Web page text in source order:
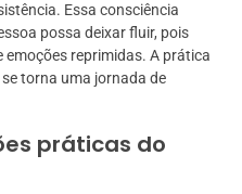
Essa consciência
possa deixar fluir, pois
emoções reprimidas. A prática
torna uma jornada de
práticas do